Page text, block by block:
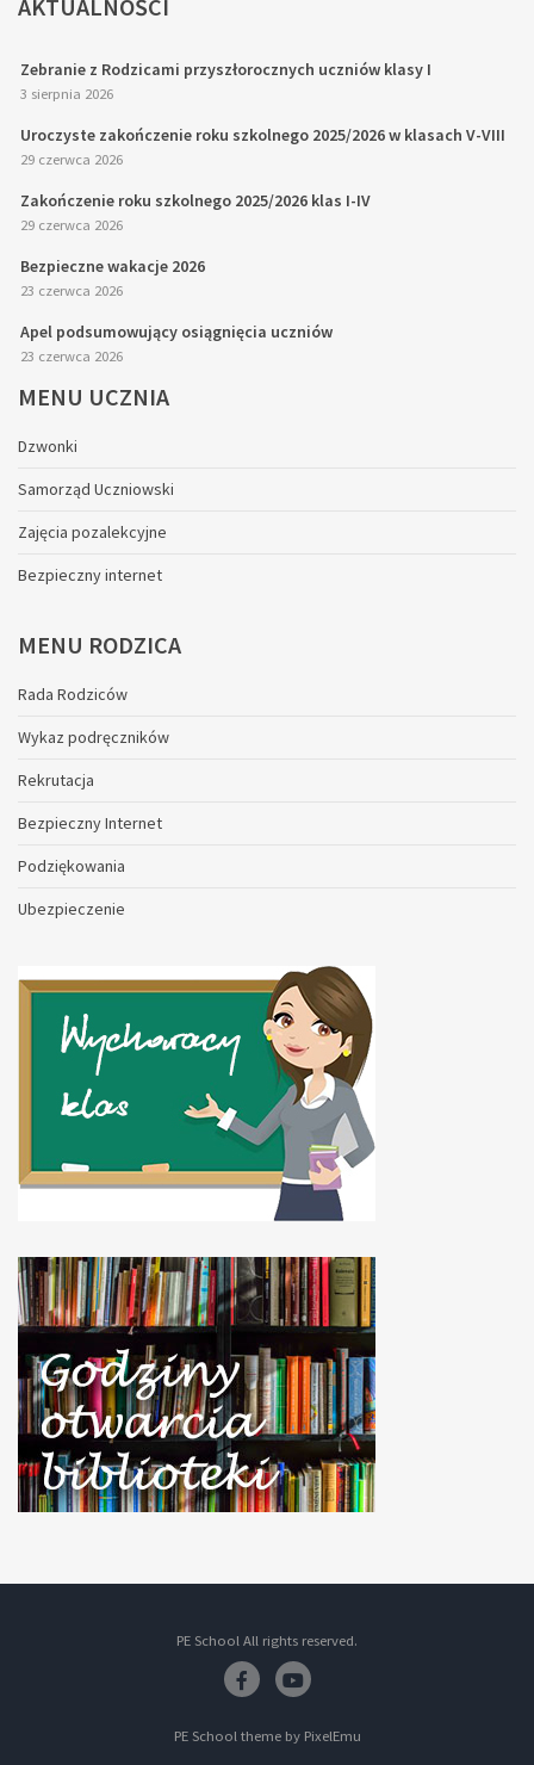
AKTUALNOŚCI
Zebranie z Rodzicami przyszłorocznych uczniów klasy I
3 sierpnia 2026
Uroczyste zakończenie roku szkolnego 2025/2026 w klasach V-VIII
29 czerwca 2026
Zakończenie roku szkolnego 2025/2026 klas I-IV
29 czerwca 2026
Bezpieczne wakacje 2026
23 czerwca 2026
Apel podsumowujący osiągnięcia uczniów
23 czerwca 2026
MENU UCZNIA
Dzwonki
Samorząd Uczniowski
Zajęcia pozalekcyjne
Bezpieczny internet
MENU RODZICA
Rada Rodziców
Wykaz podręczników
Rekrutacja
Bezpieczny Internet
Podziękowania
Ubezpieczenie
PE School All rights reserved.
PE School theme by PixelEmu